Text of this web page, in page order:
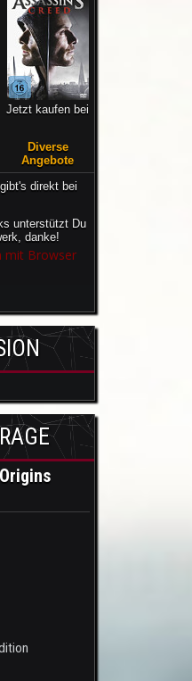
Jetzt kaufen bei
Diverse
Angebote
direkt bei
unterstützt Du
danke!
mit Browser